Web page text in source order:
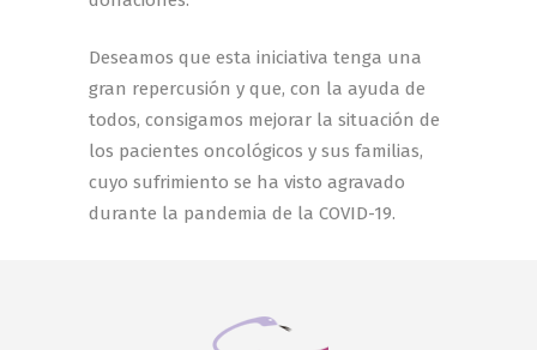
Deseamos que esta iniciativa tenga una
gran repercusión y que, con la ayuda de
todos, consigamos mejorar la situación de
los pacientes oncológicos y sus familias,
cuyo sufrimiento se ha visto agravado
durante la pandemia de la COVID-19.